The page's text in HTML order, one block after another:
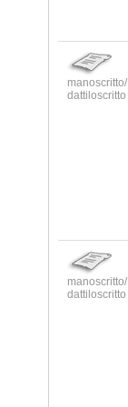
manoscritto/
dattiloscritto
manoscritto/
dattiloscritto